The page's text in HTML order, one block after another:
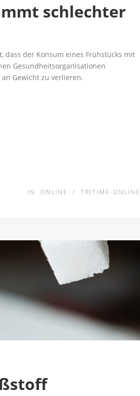
schlechter
dass der Konsum eines Frühstücks mit
Gesundheitsorganisationen
Gewicht zu verlieren.
IN ONLINE / TRITIME-ONLINE